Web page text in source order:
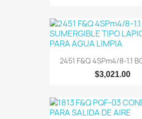
2451 F&Q 4SPm4/8-1.1
$3,021.00